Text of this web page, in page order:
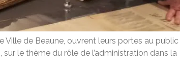
Ville de Beaune, ouvrent leurs portes au
sur le thème du rôle de l’administration dans la